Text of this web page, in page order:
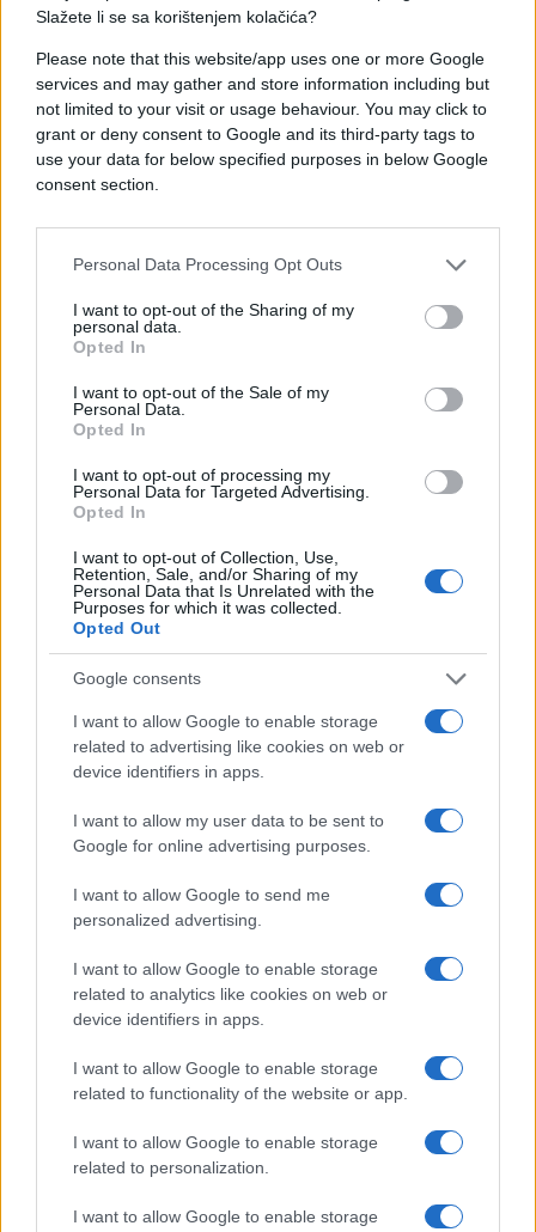
Slažete li se sa korištenjem kolačića?
Please note that this website/app uses one or more Google
services and may gather and store information including but
not limited to your visit or usage behaviour. You may click to
grant or deny consent to Google and its third-party tags to
use your data for below specified purposes in below Google
consent section.
Personal Data Processing Opt Outs
I want to opt-out of the Sharing of my
personal data.
Opted In
I want to opt-out of the Sale of my
Personal Data.
Opted In
I want to opt-out of processing my
Personal Data for Targeted Advertising.
Opted In
I want to opt-out of Collection, Use,
Retention, Sale, and/or Sharing of my
Personal Data that Is Unrelated with the
Purposes for which it was collected.
Opted Out
Google consents
I want to allow Google to enable storage
related to advertising like cookies on web or
device identifiers in apps.
I want to allow my user data to be sent to
Google for online advertising purposes.
I want to allow Google to send me
personalized advertising.
I want to allow Google to enable storage
related to analytics like cookies on web or
device identifiers in apps.
I want to allow Google to enable storage
related to functionality of the website or app.
I want to allow Google to enable storage
related to personalization.
I want to allow Google to enable storage
Novi predsjednik Skupštine Kosova je Kadri Veseli,
izabran danas sa 71 glasom za.
Protiv Veselijevog izbora glasao je 41, dok je jedan
poslanik bio uzdržan. Veseli je izabran prema
Hashima Thacija i Demokratskog saveza Kosova Ise
Mustafe ranije danas.
Predstavljajući kandidata PDK za predsjednika
Skupštine Kosova Kadrija Veselija, Hajredin Kuci je
izjavio da je Veseli poznat kao jedan od osnivača
Oslobodilačke vojske Kosova (OVK) i kao čovjek
koji je dug period radio u službi Kosova.
Kazao je i da Veseli, koji je potpredsjednik PDK,
završava doktorat u Ljubljani, prenosi Anadolija.
Pripadnica manjinskog srpskog naroda Jasmina
Živković (Srpska lista) bit će stalna članica novog
predsjedništva Skupštine Kosova, dok će ostali
manjinski narodi imati rotacione mandate.
Tako će Bošnjakinja Duda Balje članica
predsjedništva Skupštine biti u narednih 14
manjinskog turskog naroda, na također 14 mjeseci,
a na kraju po 7 mjeseci neko iz reda Roma i Aškalija.